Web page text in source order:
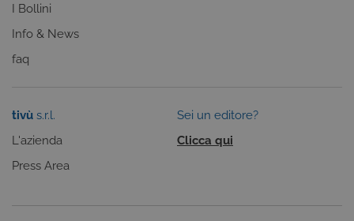
I Bollini
Info & News
faq
tivù s.r.l.
L'azienda
Press Area
Sei un editore?
Clicca qui
funzionamento del nostro sito e non possono
ricordando le scelte e in base ai criteri da te
carrello). È possibile impostare il browser per
norma, dati personali.